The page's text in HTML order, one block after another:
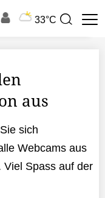
33°C
Suchbegriff
aus
sich
Webcams aus
Viel Spass auf der